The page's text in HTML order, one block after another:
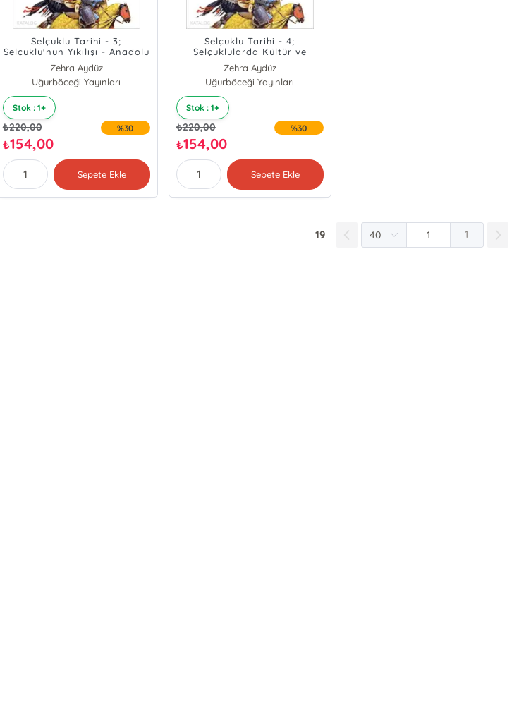
Selçuklu Tarihi - 3;
Selçuklu'nun Yıkılışı - Anadolu
Selçukluları
Zehra Aydüz
Uğurböceği Yayınları
Stok : 1+
₺220,00
₺154,00
%30
Sepete Ekle
Selçuklu Tarihi - 4;
Selçuklularda Kültür ve
Medeniyet, Hanım Sultanlar,
Büyük Âlimler ve Ahilik
Teşkilatı
Zehra Aydüz
Uğurböceği Yayınları
Stok : 1+
₺220,00
₺154,00
%30
Sepete Ekle
19 1